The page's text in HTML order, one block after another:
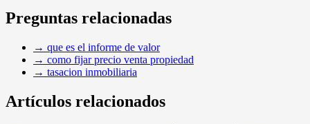
Preguntas relacionadas
→ que es el informe de valor
→ como fijar precio venta propiedad
→ tasacion inmobiliaria
Artículos relacionados